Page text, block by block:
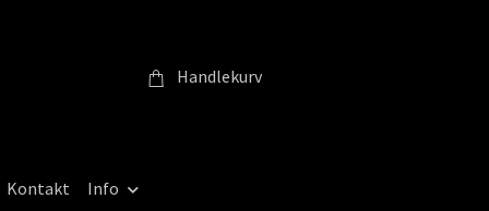
Handlekurv
Kontakt Info